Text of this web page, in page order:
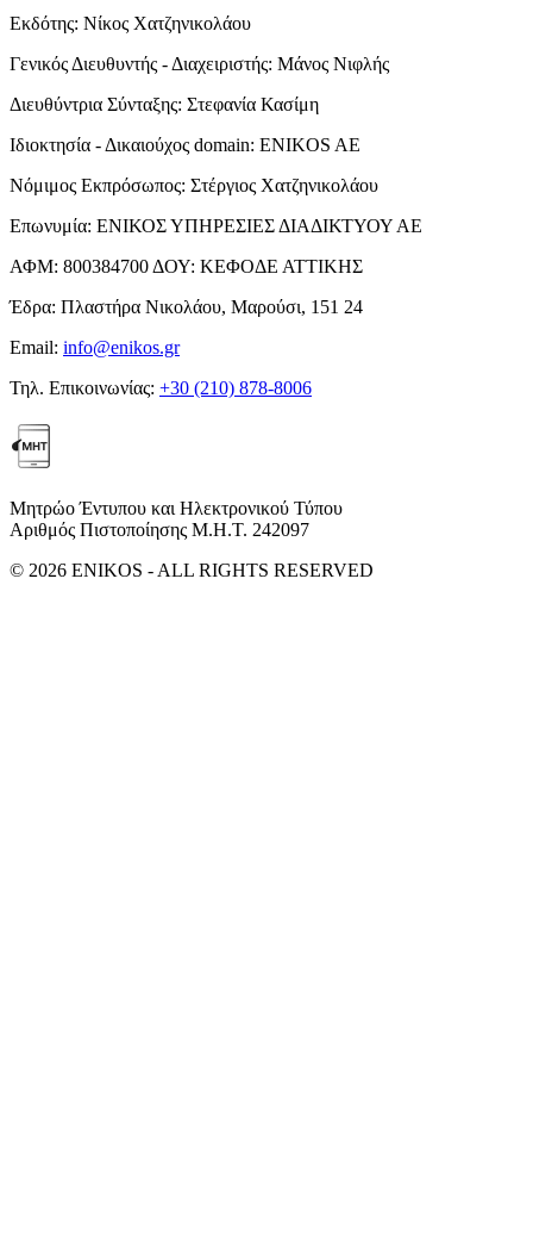
Εκδότης: Νίκος Χατζηνικολάου
Γενικός Διευθυντής - Διαχειριστής: Μάνος Νιφλής
Διευθύντρια Σύνταξης: Στεφανία Κασίμη
Ιδιοκτησία - Δικαιούχος domain: ENIKOS AE
Νόμιμος Εκπρόσωπος: Στέργιος Χατζηνικολάου
Επωνυμία: ΕΝΙΚΟΣ ΥΠΗΡΕΣΙΕΣ ΔΙΑΔΙΚΤΥΟΥ ΑΕ
ΑΦΜ: 800384700 ΔΟΥ: ΚΕΦΟΔΕ ΑΤΤΙΚΗΣ
Έδρα: Πλαστήρα Νικολάου, Μαρούσι, 151 24
Email: info@enikos.gr
Τηλ. Επικοινωνίας: +30 (210) 878-8006
Μητρώο Έντυπου και Ηλεκτρονικού Τύπου
Αριθμός Πιστοποίησης Μ.Η.Τ. 242097
© 2026 ENIKOS - ALL RIGHTS RESERVED